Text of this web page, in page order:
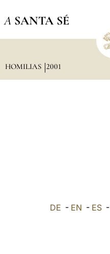
A SANTA SÉ
HOMILIAS 2001
DE - EN - ES-